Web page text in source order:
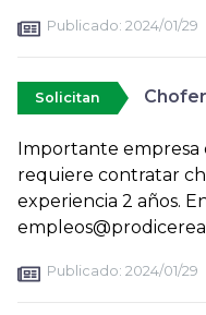
Publicado: 2024/01/29
Solicitan
Importante empresa
requiere contratar
experiencia 2 años.
Publicado: 2024/01/29